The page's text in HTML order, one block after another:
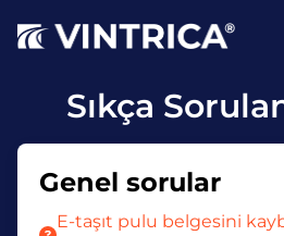
Sıkça
Genel sorular
E-taşıt pulu belgesini